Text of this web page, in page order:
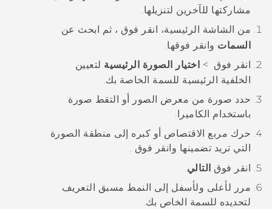
الدعم
أجهزة HTC والملحقات
مشاركتها للآخرين لتنزيلها.
من الشاشة
الرئيسية، انقر فوق ، ثم ابحث عن
السمات وانقر فوقها.
انقر فوق > اختيار الصورة الرئيسية لتعيين
الخلفية الرئيسية للسمة الخاصة بك.
حدد صورة من معرض الصور أو التقط صورة
باستخدام الكاميرا.
حرك مربع الاقتصاص أو كبره إلى منطقة الصورة
التي تريد تضمينها وانقر فوق .
انقر فوق التالي.
مرر لأعلى ولأسفل إلى النمط مسبق التعريف
لتحديده للسمة الخاص بك.